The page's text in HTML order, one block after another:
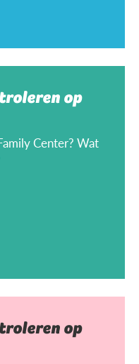
op
Center? Wat
op